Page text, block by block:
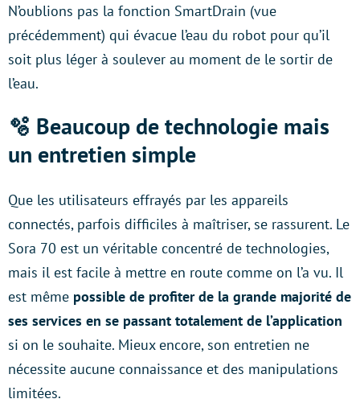
N’oublions pas la fonction SmartDrain (vue
précédemment) qui évacue l’eau du robot pour qu’il
soit plus léger à soulever au moment de le sortir de
l’eau.
🫧 Beaucoup de technologie mais
un entretien simple
Que les utilisateurs effrayés par les appareils
connectés, parfois difficiles à maîtriser, se rassurent. Le
Sora 70 est un véritable concentré de technologies,
mais il est facile à mettre en route comme on l’a vu. Il
est même possible de profiter de la grande majorité de
ses services en se passant totalement de l’application
si on le souhaite. Mieux encore, son entretien ne
nécessite aucune connaissance et des manipulations
limitées.